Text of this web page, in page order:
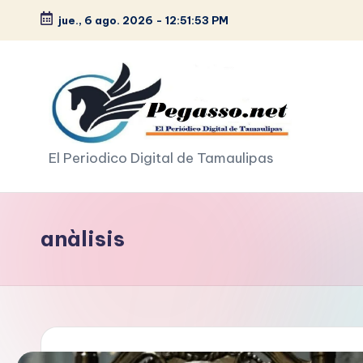
Saltar
contenido
jue., 6 ago. 2026 - 12:51:54 PM
p
e
g
s
o
El Periodico Digital de Tamaulipas
anàlisis